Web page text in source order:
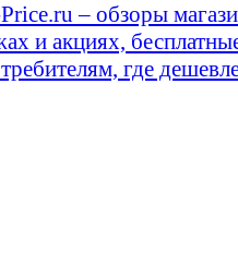
– обзоры
и акциях,
где